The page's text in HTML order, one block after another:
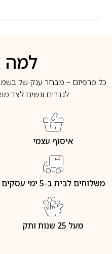
למה
כל פרפיום – מבחר ענק של
לגברים ונשים לצד
איסוף עצמי
משלוחים לבית ב-5 ימי עסקים
מעל 25 שנות ותק